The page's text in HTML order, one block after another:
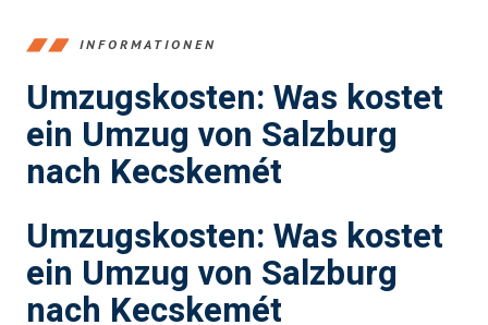
INFORMATIONEN
Umzugskosten: Was kostet
ein Umzug von Salzburg
nach Kecskemét
Umzugskosten: Was kostet
ein Umzug von Salzburg
nach Kecskemét